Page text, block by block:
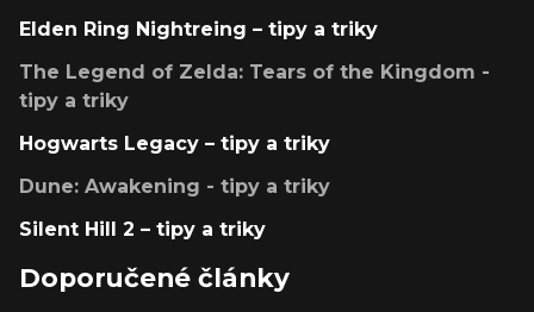
Elden Ring Nightreing – tipy a triky
The Legend of Zelda: Tears of the Kingdom -
tipy a triky
Hogwarts Legacy – tipy a triky
Dune: Awakening - tipy a triky
Silent Hill 2 – tipy a triky
Doporučené články